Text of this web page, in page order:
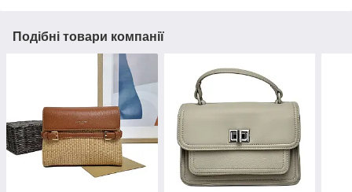
Подібні товари компанії